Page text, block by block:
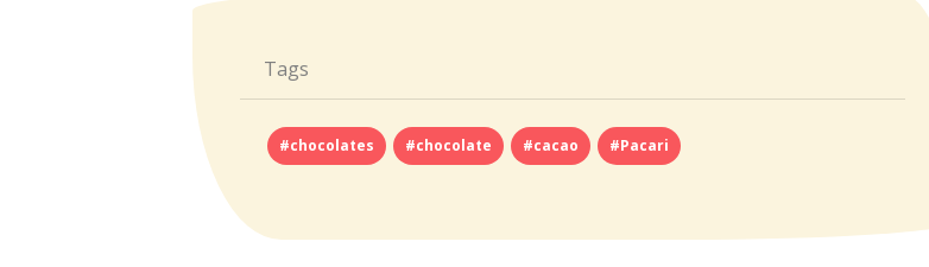
Tags
#chocolates #chocolate #cacao #Pacari